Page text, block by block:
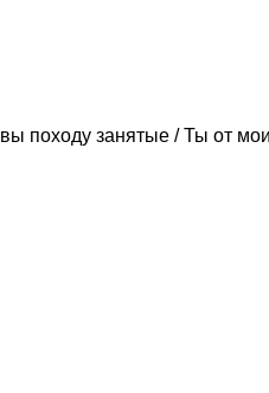
походу занятые / Ты от